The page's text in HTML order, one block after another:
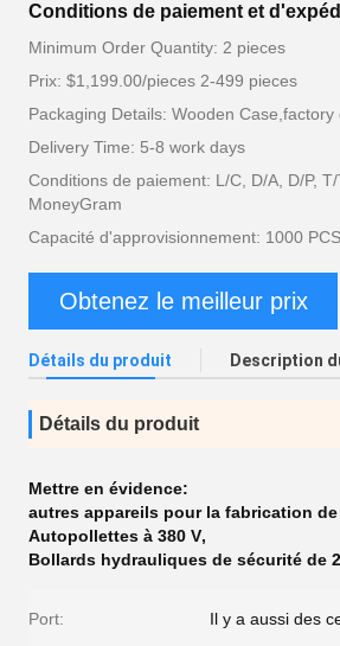
Conditions de paiement et
Minimum Order Quantity: 2 pieces
Prix: $1,199.00/pieces 2-499 pieces
Packaging Details: Wooden Case,factory
Delivery Time: 5-8 work days
Conditions de paiement: L/C, D/A, D/P, T/
MoneyGram
Capacité d'approvisionnement: 1000
Obtenez le meilleur prix
Détails du produit Description
Détails du produit
Mettre en évidence:
autres appareils pour la fabrication
Autopollettes à 380 V,
Bollards hydrauliques de sécurité de
Port: Il y a aussi des